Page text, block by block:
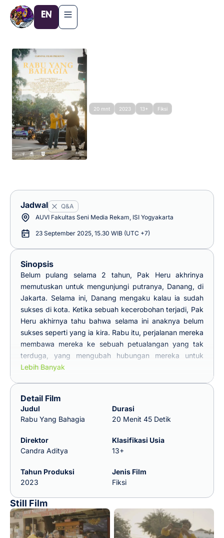
Lewati
konten
EN
20 mnt 2023 13+ Fiksi
Sinopsis
Belum pulang selama 2 tahun, Pak Heru akhrinya
memutuskan untuk mengunjungi putranya, Danang, di
Jakarta. Selama ini, Danang mengaku kalau ia sudah
sukses di kota. Ketika sebuah kecerobohan terjadi, Pak
Heru akhirnya tahu bahwa selama ini anaknya belum
sukses seperti yang ia kira. Rabu itu, perjalanan mereka
membawa mereka ke sebuah petualangan yang tak
terduga, yang mengubah hubungan mereka untuk
selamanya.
Lebih Banyak
Detail Film
Judul
Rabu Yang Bahagia
Direktor
Candra Aditya
Tahun Produksi
2023
Durasi
20 Menit 45 Detik
Klasifikasi Usia
13+
Jenis Film
Fiksi
Jadwal
Q&A
AUVI Fakultas Seni Media Rekam, ISI Yogyakarta
23 September 2025, 15.30 WIB (UTC +7)
Still Film